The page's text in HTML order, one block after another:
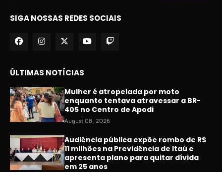
SIGA NOSSAS REDES SOCIAIS
ÚLTIMAS NOTÍCIAS
Mulher é atropelada por moto
enquanto tentava atravessar a BR-
405 no Centro de Apodi
August 08, 2026
Audiência pública expõe rombo de R$
11 milhões na Previdência de Itaú e
apresenta plano para quitar dívida
em 25 anos